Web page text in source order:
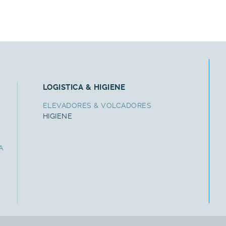
LOGISTICA & HIGIENE
ELEVADORES & VOLCADORES
HIGIENE